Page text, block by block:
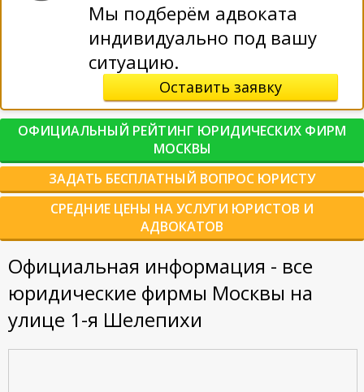
Мы подберём адвоката
индивидуально под вашу
ситуацию.
Оставить заявку
ОФИЦИАЛЬНЫЙ РЕЙТИНГ ЮРИДИЧЕСКИХ ФИРМ
МОСКВЫ
ЗАДАТЬ БЕСПЛАТНЫЙ ВОПРОС ЮРИСТУ
СРЕДНИЕ ЦЕНЫ НА УСЛУГИ ЮРИСТОВ И
АДВОКАТОВ
Официальная информация - все
юридические фирмы Москвы на
улице 1-я Шелепихи